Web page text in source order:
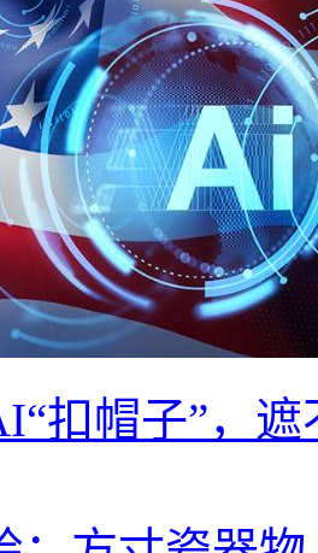
扣帽子”，